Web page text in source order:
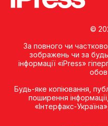
©
За повного чи
зображень чи за
інформації «iPress»
Будь-яке копiювання,
поширення
«Iнтерфакс-